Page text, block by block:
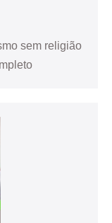
sem religião